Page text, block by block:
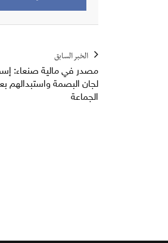
الخبر السابق
مصدر في مالية صنعاء:
لجان البصمة واستبدالهم
الجماعة